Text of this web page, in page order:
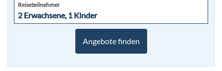
Reiseteilnehmer
2 Erwachsene, 1 Kinder
2 Erwachsene, 1 Kinder
Angebote finden